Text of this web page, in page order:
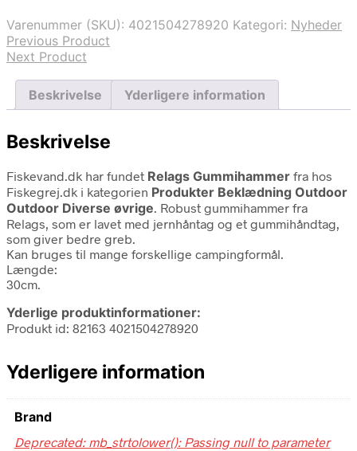
Varenummer (SKU): 4021504278920 Kategori: Nyheder
Previous Product
Next Product
Beskrivelse Yderligere information
Beskrivelse
Fiskevand.dk har fundet Relags Gummihammer fra hos
Fiskegrej.dk i kategorien Produkter Beklædning Outdoor
Outdoor Diverse øvrige. Robust gummihammer fra
Relags, som er lavet med jernhåntag og et gummihåndtag,
som giver bedre greb.
Kan bruges til mange forskellige campingformål.
Længde:
30cm.
Yderlige produktinformationer:
Produkt id: 82163 4021504278920
Yderligere information
Brand
Deprecated: mb_strtolower(): Passing null to parameter